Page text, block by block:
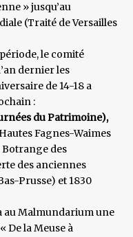
» jusqu’au
(Traité de Versailles
le comité
dernier les
de 14-18 a
:
du Patrimoine),
Fagnes-Waimes
des
des anciennes
Prusse) et 1830
au Malmundarium une
De la Meuse à